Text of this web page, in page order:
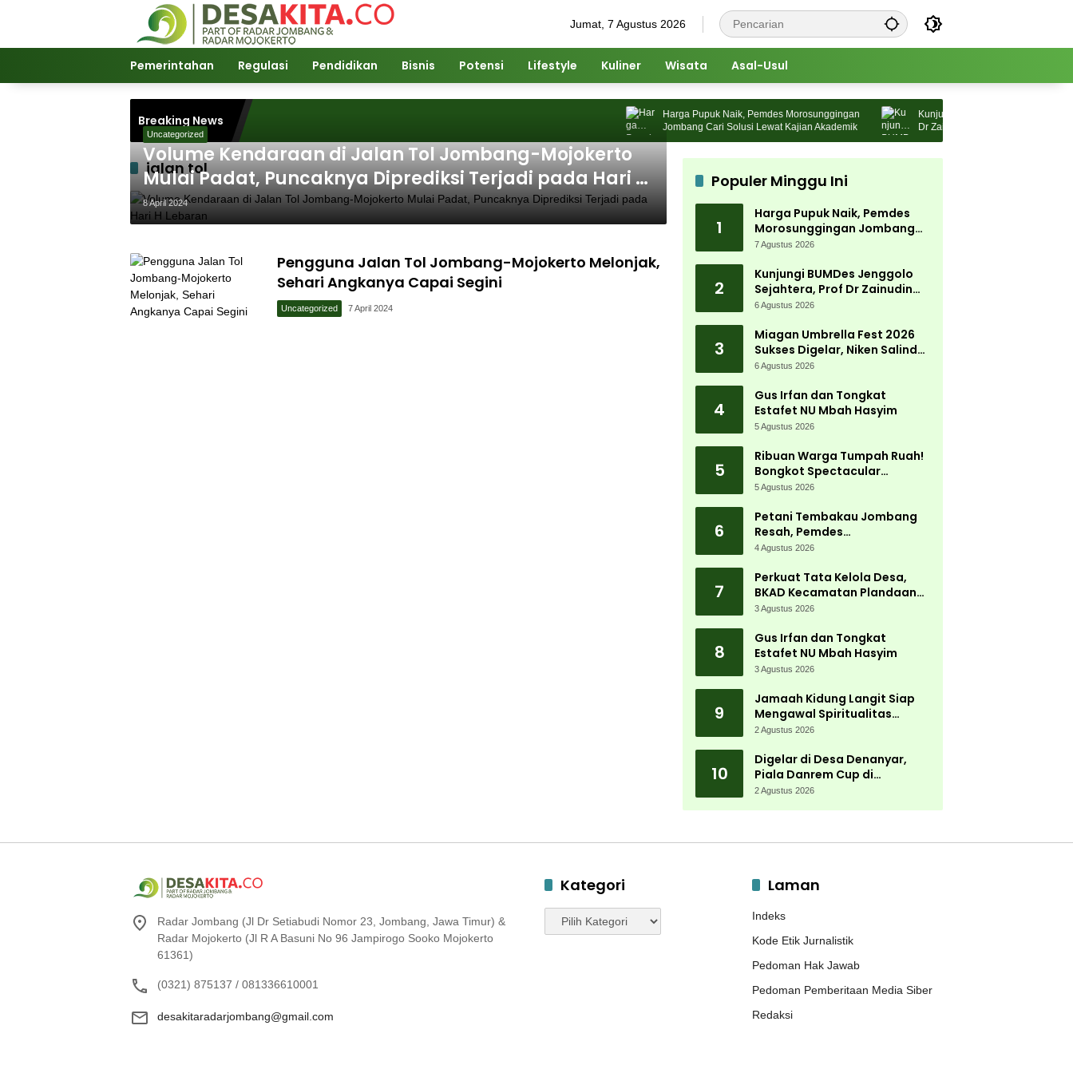
Jumat, 7 Agustus 2026
Pemerintahan Regulasi Pendidikan Bisnis Potensi Lifestyle Kuliner Wisata Asal-Usul
Breaking News
Harga Pupuk Naik, Pemdes Morosunggingan
Jombang Cari Solusi Lewat Kajian Akademik
Kunjungi BUMDes Jenggolo Sejahtera,
Dr Zainudin Maliki: Kita Wujudkan
Kemandirian Ekonomi dengan Potensi
jalan tol
Uncategorized
Volume Kendaraan di Jalan Tol Jombang-Mojokerto
Mulai Padat, Puncaknya Diprediksi Terjadi pada Hari H
Lebaran
8 April 2024
Pengguna Jalan Tol Jombang-Mojokerto Melonjak,
Sehari Angkanya Capai Segini
Uncategorized 7 April 2024
Populer Minggu Ini
1
Harga Pupuk Naik, Pemdes
Morosunggingan Jombang
Cari Solusi Lewat Kajian
7 Agustus 2026
2
Kunjungi BUMDes Jenggolo
Sejahtera, Prof Dr Zainudin
Maliki: Kita Wujudkan
Potensi Desa
6 Agustus 2026
3
Miagan Umbrella Fest 2026
Sukses Digelar, Niken Salindry
Jadi Magnet Ribuan
6 Agustus 2026
4
Gus Irfan dan Tongkat
Estafet NU Mbah Hasyim
5 Agustus 2026
5
Ribuan Warga Tumpah Ruah!
Bongkot Spectacular
Carnival 2026 Jadi Pesta
Peterongan
5 Agustus 2026
6
Petani Tembakau Jombang
Resah, Pemdes
Tanjungwadung dan Disperta
4 Agustus 2026
7
Perkuat Tata Kelola Desa,
BKAD Kecamatan Plandaan
Gelar Pelatihan Aparatur
3 Agustus 2026
8
Gus Irfan dan Tongkat
Estafet NU Mbah Hasyim
3 Agustus 2026
9
Jamaah Kidung Langit Siap
Mengawal Spiritualitas
Muktamar NU
2 Agustus 2026
10
Digelar di Desa Denanyar,
Piala Danrem Cup di
Jombang Fokus Cetak Bibit
2 Agustus 2026
Radar Jombang (Jl Dr Setiabudi Nomor 23, Jombang, Jawa Timur) &
Radar Mojokerto (Jl R A Basuni No 96 Jampirogo Sooko Mojokerto
61361)
(0321) 875137 / 081336610001
desakitaradarjombang@gmail.com
Kategori
Kategori
Laman
Indeks
Kode Etik Jurnalistik
Pedoman Hak Jawab
Pedoman Pemberitaan Media Siber
Redaksi